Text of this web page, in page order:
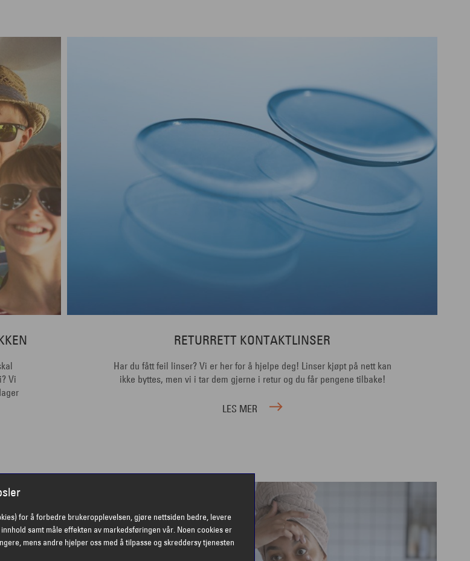
Vi
RETURRETT KONTAKTLINSER
Har du fått feil linser? Vi er her for å hjelpe deg! Linser kjøpt på nett kan
ikke byttes, men vi i tar dem gjerne i retur og du får pengene tilbake!
LES MER
for å forbedre brukeropplevelsen, gjøre nettsiden bedre, levere
samt måle effekten av markedsføringen vår. Noen cookies er
mens andre hjelper oss med å tilpasse og skreddersy tjenesten